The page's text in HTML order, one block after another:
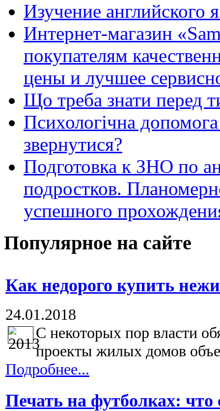
Изучение английского
Интернет-магазин
покупателям
цены и лучшее
Що треба знати перед
Психологічна
звернутися?
Подготовка к ЗНО по
подростков.
успешного
Популярное на сайте
Как недорого купить
24.01.2018
С некоторых пор власти
проекты жилых домов
Подробнее...
Печать на футболках: что